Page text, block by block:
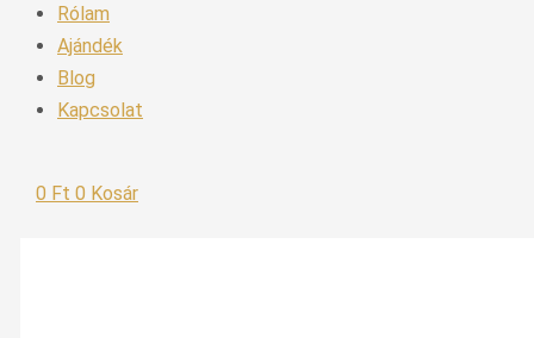
Rólam
Ajándék
Blog
Kapcsolat
0 Ft 0 Kosár